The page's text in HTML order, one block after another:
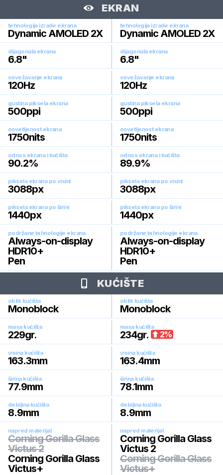
EKRAN
tehnologija izrade ekrana
Dynamic AMOLED 2X
tehnologija izrade ekrana
Dynamic AMOLED 2X
dijagonala ekrana
6.8"
dijagonala ekrana
6.8"
osvežavanje ekrana
120Hz
osvežavanje ekrana
120Hz
gustina piksela ekrana
500ppi
gustina piksela ekrana
500ppi
osvetljenost ekrana
1750nits
osvetljenost ekrana
1750nits
odnos ekrana i kućišta
90.2%
odnos ekrana i kućišta
89.9%
piksela ekrana po visini
3088px
piksela ekrana po visini
3088px
piksela ekrana po širini
1440px
piksela ekrana po širini
1440px
podržane tehnologije ekrana
Always-on-display
HDR10+
Pen
podržane tehnologije ekrana
Always-on-display
HDR10+
Pen
KUĆIŠTE
oblik kućišta
Monoblock
oblik kućišta
Monoblock
masa kućišta
229gr.
masa kućišta
234gr. 2%
visina kućišta
163.3mm
visina kućišta
163.4mm
širina kućišta
77.9mm
širina kućišta
78.1mm
debljina kućišta
8.9mm
debljina kućišta
8.9mm
napred materijal
Corning Gorilla Glass
Victus 2
Corning Gorilla Glass
Victus+
napred materijal
Corning Gorilla Glass
Victus 2
Corning Gorilla Glass
Victus+